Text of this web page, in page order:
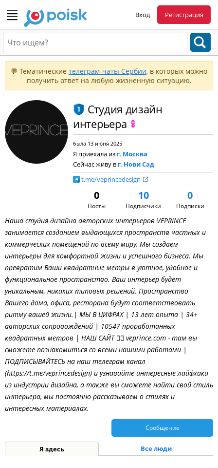
Вход Регистрация
💬 Тематические телеграм-чаты Сербии, в которых можно
получить ответ на любую жизненную ситуацию.
Студия дизайн
интерьера
была 13 июня 2025
Я приехала из г. Москва
Сейчас живу в г. Нови Сад
t.me/veprincedesign
0
Посты
10
Подписчики
0
Подписки
Наша студия дизайна авторских интерьеров VEPRINCE
занимается созданием выдающихся пространств частных и
коммерческих помещений по всему миру. Мы создаем
интерьеры для комфортной жизни и успешного бизнеса. Мы
превратим Ваши квадратные метры в уютное, удобное и
функциональное пространство. Ваш интерьер будет
уникальным, никаких типовых решений. Пространство
Вашего дома, офиса, ресторана будут соответствовать
ритму вашей жизни.| МЫ В ЦИФРАХ | 13 лет опыта | 34+
авторских сопровождений | 10547 проработанных
квадратных метров | НАШ САЙТ 👉🏼 veprince.com - там вы
сможете познакомиться со всеми нашими работами |
ПОДПИСЫВАЙТЕСЬ на наш телеграм канал
(https://t.me/veprincedesign) и узнавайте интересные лайфхаки
из индустрии дизайна, а также вы сможете найти свой стиль
интерьера, мы постоянно рассказываем о стилях и
интересных материалах.
Сообщение
Я здесь Все люди